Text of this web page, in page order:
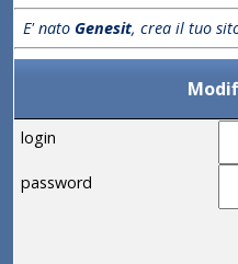
E' nato Genesit, crea il tuo
login
password